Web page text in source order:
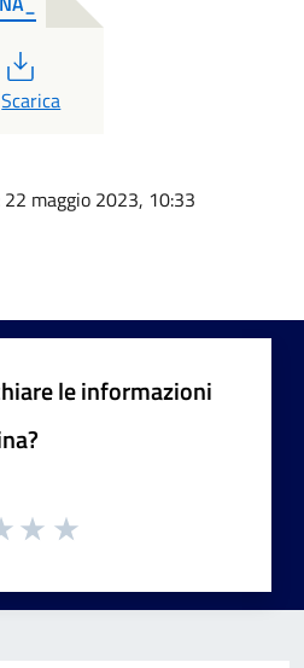
PDF
Scarica
22 maggio 2023, 10:33
le informazioni